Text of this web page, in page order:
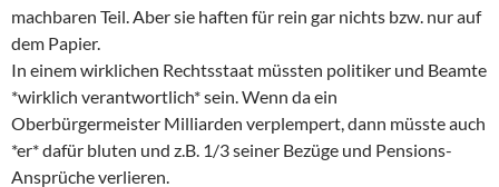
machbaren Teil. Aber sie haften für rein gar nichts bzw. nur auf
dem Papier.
In einem wirklichen Rechtsstaat müssten politiker und Beamte
*wirklich verantwortlich* sein. Wenn da ein
Oberbürgermeister Milliarden verplempert, dann müsste auch
*er* dafür bluten und z.B. 1/3 seiner Bezüge und Pensions-
Ansprüche verlieren.